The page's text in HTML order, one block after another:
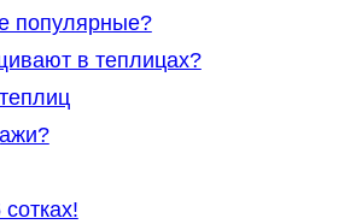
популярные?
в теплицах?